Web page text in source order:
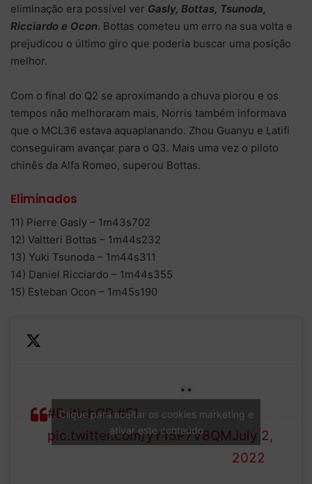
eliminação era possível ver Gasly, Bottas, Tsunoda,
Ricciardo e Ocon. Bottas cometeu um erro na sua volta e
prejudicou o último giro que poderia buscar uma posição
melhor.
Com o final do Q2 se aproximando a chuva piorou e os
tempos não melhoraram mais, Norris também informava
que o MCL36 estava aquaplanando. Zhou Guanyu e Latifi
conseguiram avançar para o Q3. Mais uma vez o piloto
chinês da Alfa Romeo, superou Bottas.
Eliminados
11) Pierre Gasly – 1m43s702
12) Valtteri Bottas – 1m44s232
13) Yuki Tsunoda – 1m44s311
14) Daniel Ricciardo – 1m44s355
15) Esteban Ocon – 1m45s190
#BritishGP #F1
pic.twitter.com/yY15P7V8QM
1 (@F1)
July 2,
2022
Clique para aceitar os cookies marketing e
ativar este conteúdo